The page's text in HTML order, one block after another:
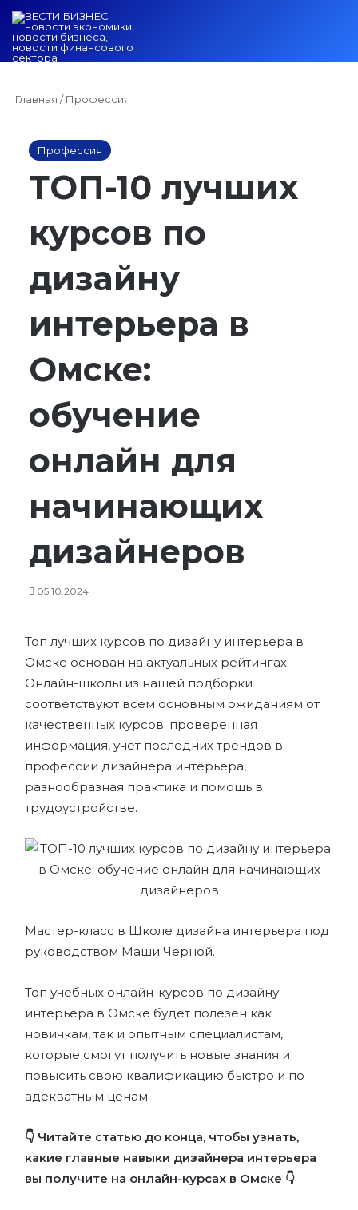
Главная / Профессия
Профессия
ТОП-10 лучших
курсов по
дизайну
интерьера в
Омске:
обучение
онлайн для
начинающих
дизайнеров
05.10.2024
Топ лучших курсов по дизайну интерьера в
Омске основан на актуальных рейтингах.
Онлайн-школы из нашей подборки
соответствуют всем основным ожиданиям от
качественных курсов: проверенная
информация, учет последних трендов в
профессии дизайнера интерьера,
разнообразная практика и помощь в
трудоустройстве.
Мастер-класс в Школе дизайна интерьера под
руководством Маши Черной.
Топ учебных онлайн-курсов по дизайну
интерьера в Омске будет полезен как
новичкам, так и опытным специалистам,
которые смогут получить новые знания и
повысить свою квалификацию быстро и по
адекватным ценам.
👇 Читайте статью до конца, чтобы узнать,
какие главные навыки дизайнера интерьера
вы получите на онлайн-курсах в Омске 👇